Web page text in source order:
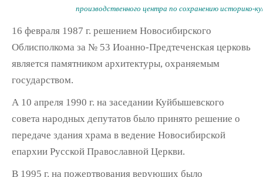
производственного центра по сохранению историко-
16 февраля 1987 г. решением Новосибирского
Облисполкома за № 53 Иоанно-Предтеченская церковь
является памятником архитектуры, охраняемым
государством.
А 10 апреля 1990 г. на заседании Куйбышевского
совета народных депутатов было принято решение о
передаче здания храма в ведение Новосибирской
епархии Русской Православной Церкви.
В 1995 г. на пожертвования верующих было